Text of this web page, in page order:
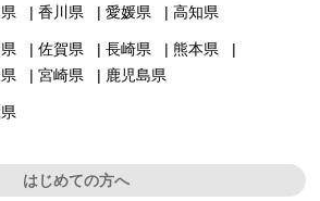
香川県 愛媛県 高知県
佐賀県 長崎県
熊本県
宮崎県 鹿児島県
はじめての方へ